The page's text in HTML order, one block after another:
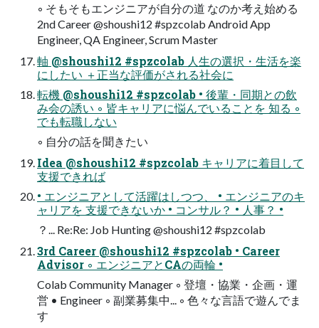
◦ そもそもエンジニアが自分の道 なのか考え始める
2nd Career @shoushi12 #spzcolab Android App
Engineer, QA Engineer, Scrum Master
軸 @shoushi12 #spzcolab 人生の選択・生活を楽
にしたい ＋正当な評価がされる社会に
転機 @shoushi12 #spzcolab • 後輩・同期との飲
み会の誘い ◦ 皆キャリアに悩んでいることを 知る ◦
でも転職しない
◦ 自分の話を聞きたい
Idea @shoushi12 #spzcolab キャリアに着目して
支援できれば
• エンジニアとして活躍はしつつ、 • エンジニアのキ
ャリアを 支援できないか • コンサル？ • 人事？ •
？... Re:Re: Job Hunting @shoushi12 #spzcolab
3rd Career @shoushi12 #spzcolab • Career
Advisor ◦ エンジニアとCAの両輪 •
Colab Community Manager ◦ 登壇・協業・企画・運
営 • Engineer ◦ 副業募集中... ◦ 色々な言語で遊んでま
す